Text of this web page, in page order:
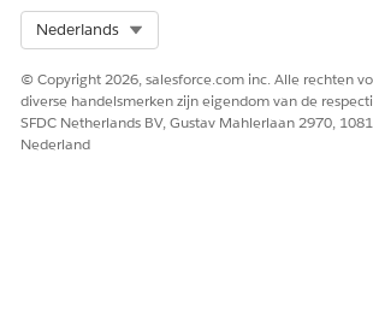
Nederlands
© Copyright 2026, salesforce.com inc. Alle rechten
diverse handelsmerken zijn eigendom van de
SFDC Netherlands BV, Gustav Mahlerlaan 2970,
Nederland